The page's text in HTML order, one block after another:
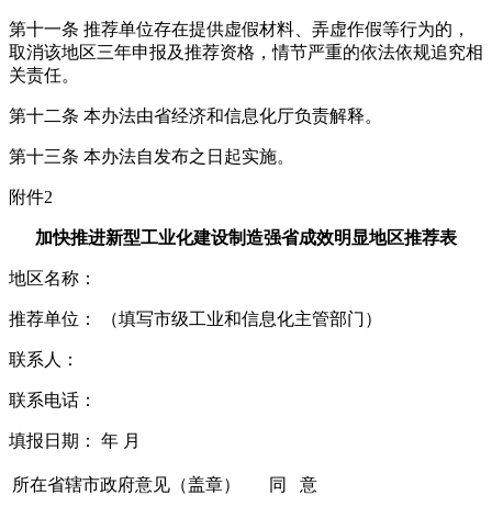
第十一条 推荐单位存在提供虚假材料、弄虚作假等行为的，
取消该地区三年申报及推荐资格，情节严重的依法依规追究相
关责任。
第十二条 本办法由省经济和信息化厅负责解释。
第十三条 本办法自发布之日起实施。
附件2
加快推进新型工业化建设制造强省成效明显地区推荐表
地区名称：
推荐单位： （填写市级工业和信息化主管部门）
联系人：
联系电话：
填报日期： 年 月
所在省辖市政府意见（盖章） 同 意